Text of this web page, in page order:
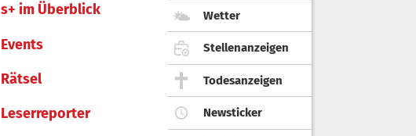
s+ im Überblick
Events
Rätsel
Leserreporter
Wetter
Stellenanzeigen
Todesanzeigen
Newsticker